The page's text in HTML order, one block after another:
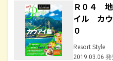
Ｒ０４
イル カ
０
Resort Style
2019.03.06 発